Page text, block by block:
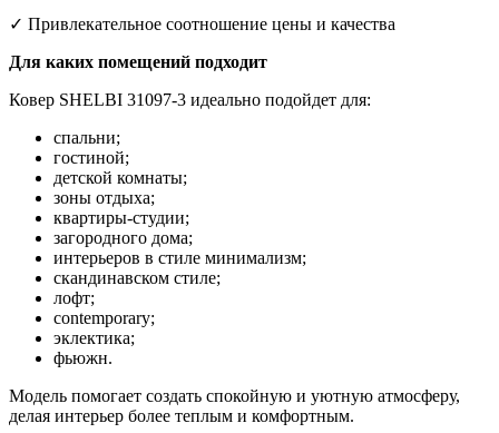
✓ Привлекательное соотношение цены и качества
Для каких помещений подходит
Ковер SHELBI 31097-3 идеально подойдет для:
спальни;
гостиной;
детской комнаты;
зоны отдыха;
квартиры-студии;
загородного дома;
интерьеров в стиле минимализм;
скандинавском стиле;
лофт;
contemporary;
эклектика;
фьюжн.
Модель помогает создать спокойную и уютную атмосферу,
делая интерьер более теплым и комфортным.